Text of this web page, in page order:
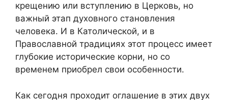
крещению или вступлению в Церковь, но
важный этап духовного становления
человека. И в Католической, и в
Православной традициях этот процесс имеет
глубокие исторические корни, но со
временем приобрел свои особенности.
Как сегодня проходит оглашение в этих двух